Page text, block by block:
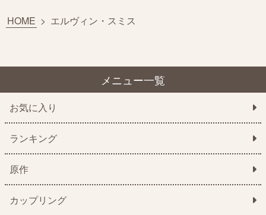
HOME > エルヴィン・スミス
メニュー一覧
お気に入り
ランキング
原作
カップリング